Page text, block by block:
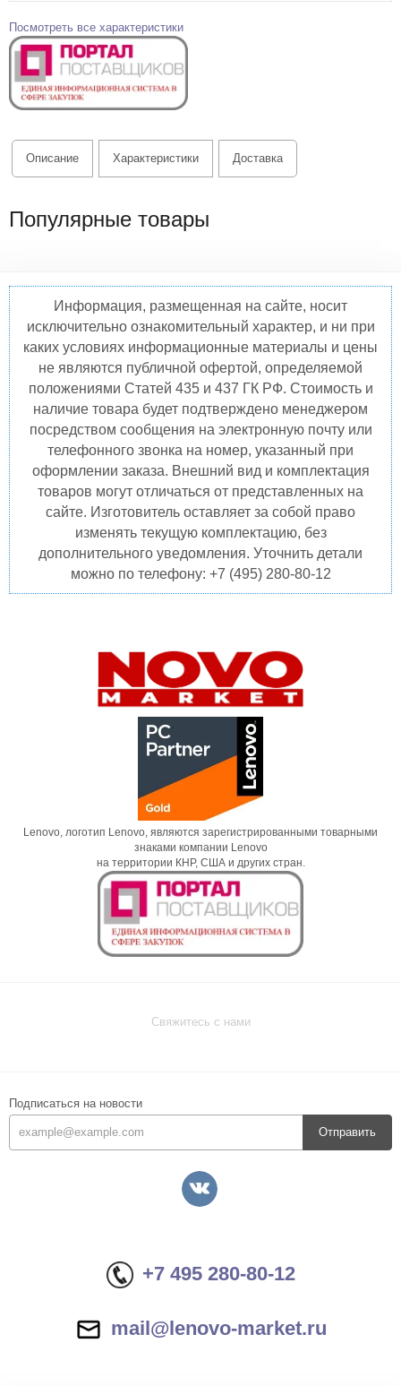
Посмотреть все характеристики
Описание Характеристики Доставка
Популярные товары
Информация, размещенная на сайте, носит
исключительно ознакомительный характер, и ни при
каких условиях информационные материалы и цены
не являются публичной офертой, определяемой
положениями Статей 435 и 437 ГК РФ. Стоимость и
наличие товара будет подтверждено менеджером
посредством сообщения на электронную почту или
телефонного звонка на номер, указанный при
оформлении заказа. Внешний вид и комплектация
товаров могут отличаться от представленных на
сайте. Изготовитель оставляет за собой право
изменять текущую комплектацию, без
дополнительного уведомления. Уточнить детали
можно по телефону: +7 (495) 280-80-12
Lenovo, логотип Lenovo, являются зарегистрированными товарными
знаками компании Lenovo
на территории КНР, США и других стран.
Свяжитесь с нами
Подписаться на новости
Отправить
+7 495 280-80-12
mail@lenovo-market.ru